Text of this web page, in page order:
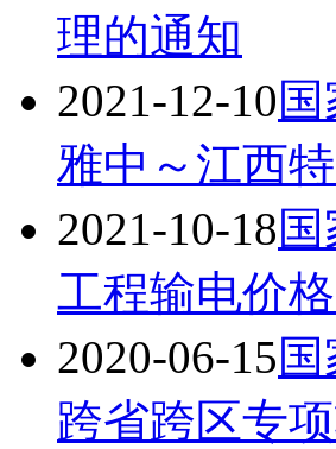
理的通知
2021-12-10
雅中～江西
2021-10-18
工程输电价
2020-06-15
跨省跨区专